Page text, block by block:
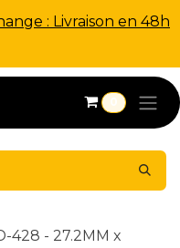
: Livraison en 48h
0
428 - 27.2MM x